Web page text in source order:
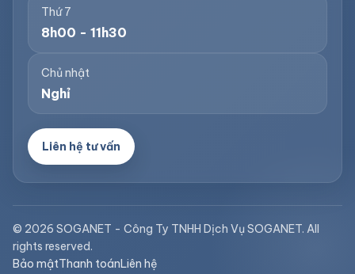
Thứ 7
8h00 - 11h30
Chủ nhật
Nghỉ
Liên hệ tư vấn
© 2026 SOGANET - Công Ty TNHH Dịch Vụ SOGANET. All
rights reserved.
Bảo mậtThanh toánLiên hệ